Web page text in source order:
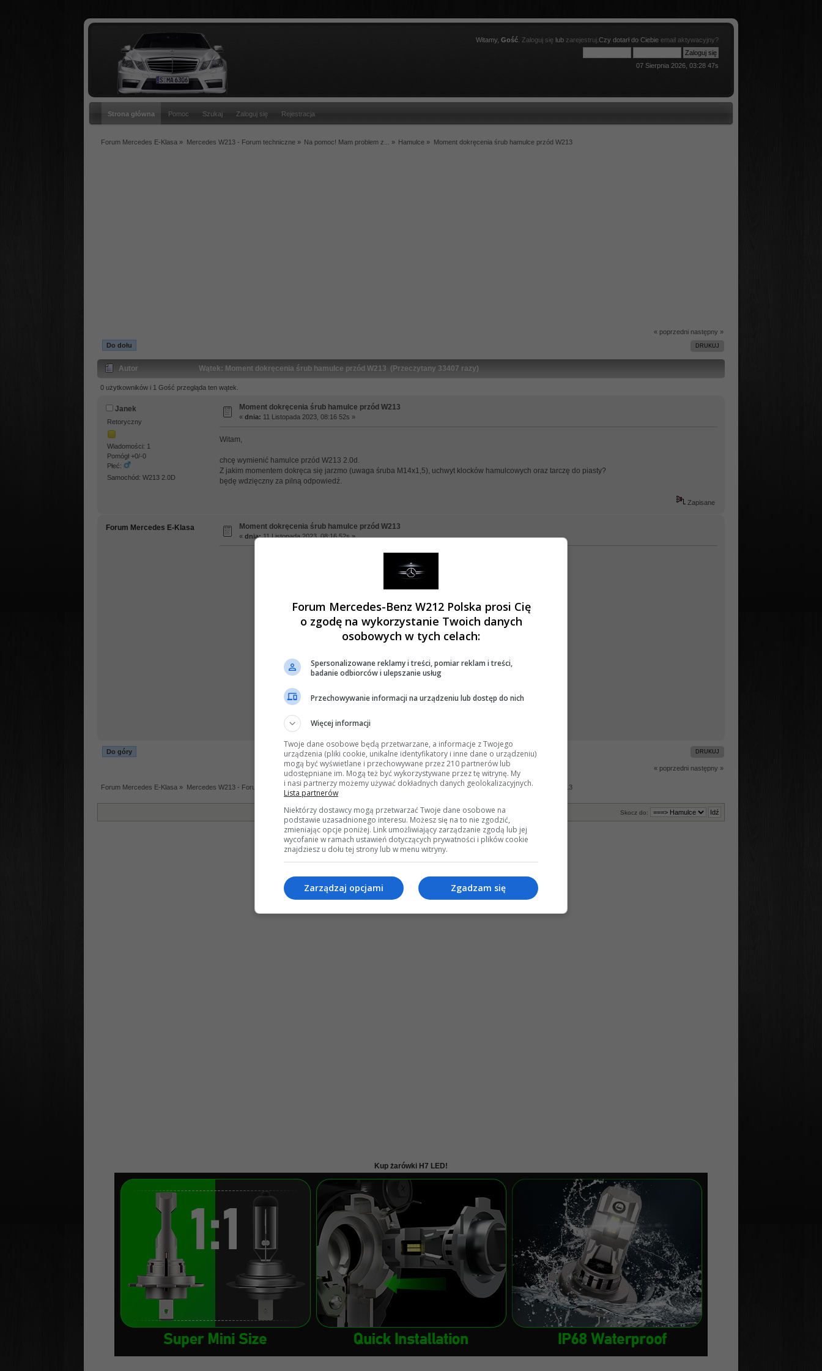
Witamy, Gość Zaloguj się lub zarejestruj .Czy dotarł do Ciebie email aktywacyjny?
07 Sierpnia 2026, 03:28 47s
Strona główna Pomoc Szukaj Zaloguj się Rejestracja
Forum Mercedes E-Klasa » Mercedes W213 - Forum techniczne» Na pomoc! Mam problem z... » Hamulce » Moment dokręcenia śrub hamulce przód W213
« poprzedni następny »
DRUKUJ
Do dołu
Autor Wątek: Moment dokręcenia śrub hamulce przód W213 (Przeczytany 33407 razy)
0 użytkowników i 1 Gość przegląda ten wątek.
Janek
Retoryczny
Wiadomości: 1
Pomógł +0/-0
Płeć:
Samochód: W213 2.0D
Moment dokręcenia śrub hamulce przód W213
« dnia: 11 Listopada 2023, 08:16 52s »
Witam,
chcę wymienić hamulce przód W213 2.0d.
Z jakim momentem dokręca się jarzmo (uwaga śruba M14x1,5), uchwyt klocków hamulcowych oraz tarczę do piasty?
będę wdzięczny za pilną odpowiedź.
Zapisane
Forum Mercedes E-Klasa Moment dokręcenia śrub hamulce przód W213
« dnia:11 Listopada 2023, 08:16 52s »
DRUKUJ
Do góry
« poprzedni następny »
Forum Mercedes E-Klasa » Mercedes W213 - Forum techniczne» Na pomoc! Mam problem z...» Hamulce » Moment dokręcenia śrub hamulce przód W213
Skocz do:
Kup żarówki H7 LED!
Forum Mercedes-Benz W212 Polska prosi Cię
o zgodę na wykorzystanie Twoich danych
osobowych w tych celach:
Spersonalizowane reklamy i treści, pomiar reklam i treści,
badanie odbiorców i ulepszanie usług
Przechowywanie informacji na urządzeniu lub dostęp do nich
Więcej informacji
Twoje dane osobowe będą przetwarzane, a informacje z Twojego
urządzenia (pliki cookie, unikalne identyfikatory i inne dane o urządzeniu)
mogą być wyświetlane i przechowywane przez 210 partnerów lub
udostępniane im. Mogą też być wykorzystywane przez tę witrynę. My
i nasi partnerzy możemy używać dokładnych danych geolokalizacyjnych.
Lista partnerów
Niektórzy dostawcy mogą przetwarzać Twoje dane osobowe na
podstawie uzasadnionego interesu. Możesz się na to nie zgodzić,
zmieniając opcje poniżej. Link umożliwiający zarządzanie zgodą lub jej
wycofanie w ramach ustawień dotyczących prywatności i plików cookie
znajdziesz u dołu tej strony lub w menu witryny.
Zgadzam się
Zarządzaj opcjami